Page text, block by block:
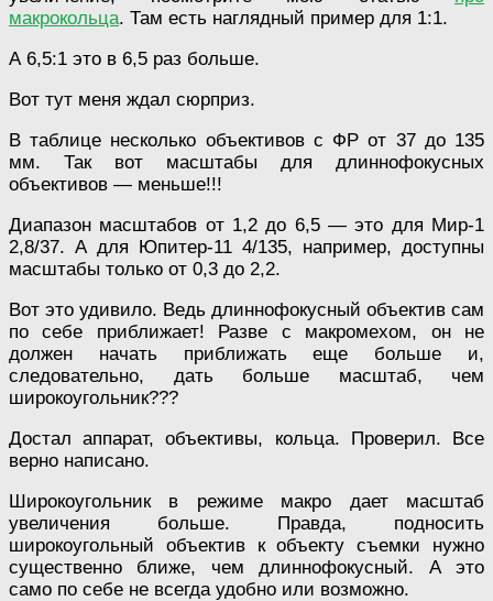
макрокольца. Там есть наглядный пример для 1:1.
А 6,5:1 это в 6,5 раз больше.
Вот тут меня ждал сюрприз.
В таблице несколько объективов с ФР от 37 до 135
мм. Так вот масштабы для длиннофокусных
объективов — меньше!!!
Диапазон масштабов от 1,2 до 6,5 — это для Мир-1
2,8/37. А для Юпитер-11 4/135, например, доступны
масштабы только от 0,3 до 2,2.
Вот это удивило. Ведь длиннофокусный объектив сам
по себе приближает! Разве с макромехом, он не
должен начать приближать еще больше и,
следовательно, дать больше масштаб, чем
широкоугольник???
Достал аппарат, объективы, кольца. Проверил. Все
верно написано.
Широкоугольник в режиме макро дает масштаб
увеличения больше. Правда, подносить
широкоугольный объектив к объекту съемки нужно
существенно ближе, чем длиннофокусный. А это
само по себе не всегда удобно или возможно.